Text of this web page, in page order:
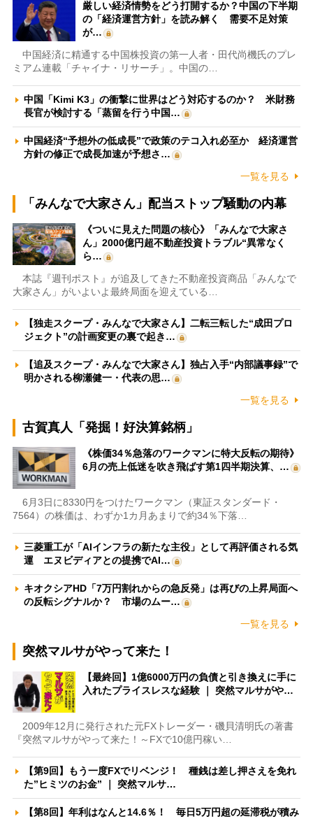
厳しい経済情勢をどう打開するか？中国の下半期
の「経済運営方針」を読み解く 需要不足対策
が…
中国経済に精通する中国株投資の第一人者・田代尚機氏のプレ
ミアム連載「チャイナ・リサーチ」。中国の…
中国「Kimi K3」の衝撃に世界はどう対応するのか？ 米財務
長官が検討する「蒸留を行う中国…
中国経済“予想外の低成長”で政策のテコ入れ必至か 経済運営
方針の修正で成長加速が予想さ…
一覧を見る
「みんなで大家さん」配当ストップ騒動の内幕
《ついに見えた問題の核心》「みんなで大家さ
ん」2000億円超不動産投資トラブル“異常なく
ら…
本誌『週刊ポスト』が追及してきた不動産投資商品「みんなで
大家さん」がいよいよ最終局面を迎えている…
【独走スクープ・みんなで大家さん】二転三転した“成田プロ
ジェクト”の計画変更の裏で起き…
【追及スクープ・みんなで大家さん】独占入手“内部議事録”で
明かされる柳瀬健一・代表の思…
一覧を見る
古賀真人「発掘！好決算銘柄」
《株価34％急落のワークマンに特大反転の期待》
6月の売上低迷を吹き飛ばす第1四半期決算、…
6月3日に8330円をつけたワークマン（東証スタンダード・
7564）の株価は、わずか1カ月あまりで約34％下落…
三菱重工が「AIインフラの新たな主役」として再評価される気
運 エヌビディアとの提携でAI…
キオクシアHD「7万円割れからの急反発」は再びの上昇局面へ
の反転シグナルか？ 市場のムー…
一覧を見る
突然マルサがやって来た！
【最終回】1億6000万円の負債と引き換えに手に
入れたプライスレスな経験 ｜ 突然マルサがや…
2009年12月に発行された元FXトレーダー・磯貝清明氏の著書
『突然マルサがやって来た！～FXで10億円稼い…
【第9回】もう一度FXでリベンジ！ 種銭は差し押さえを免れ
た”ヒミツのお金” ｜ 突然マルサ…
【第8回】年利はなんと14.6％！ 毎日5万円超の延滞税が積み